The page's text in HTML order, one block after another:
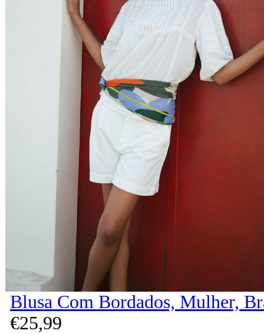
Blusa Com Bordados, Mulher,
€25,99